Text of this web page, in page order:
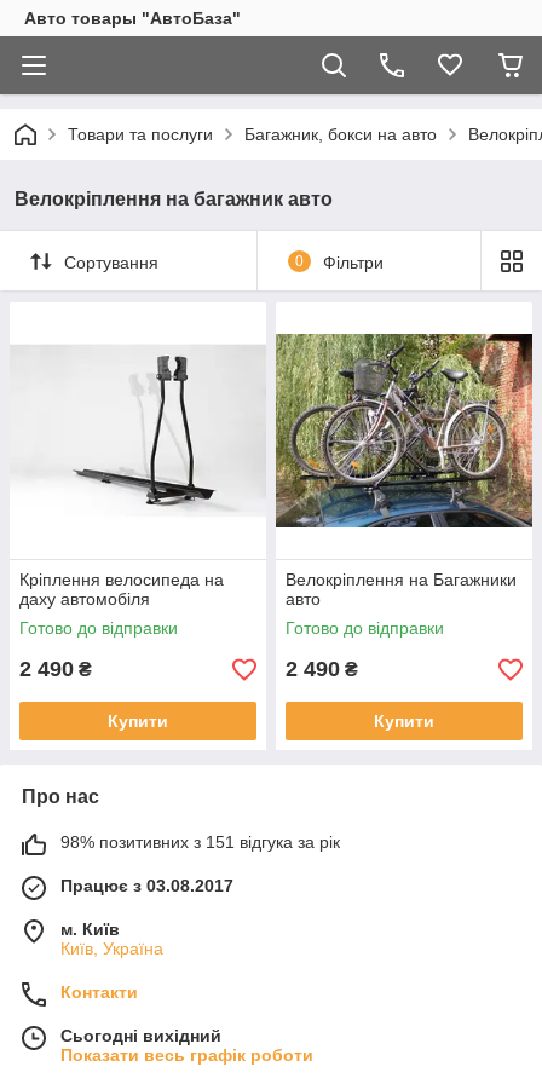
Авто товары "АвтоБаза"
Товари та послуги Багажник, бокси на авто
Велокріплення на багажник авто
Сортування 0 Фільтри
Кріплення велосипеда на
даху автомобіля
Готово до відправки
2 490 ₴
Купити
Велокріплення на Багажники
авто
Готово до відправки
2 490 ₴
Купити
Про нас
98% позитивних з 151 відгука за рік
Працює з 03.08.2017
м. Київ
Київ, Україна
Контакти
Сьогодні вихідний
Показати весь графік роботи